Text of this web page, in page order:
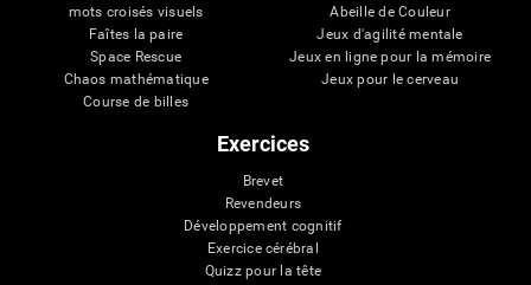
mots croisés visuels
Faîtes la paire
Space Rescue
Chaos mathématique
Course de billes
Abeille de Couleur
Jeux d'agilité mentale
Jeux en ligne pour la mémoire
Jeux pour le cerveau
Exercices
Brevet
Revendeurs
Développement cognitif
Exercice cérébral
Quizz pour la tête